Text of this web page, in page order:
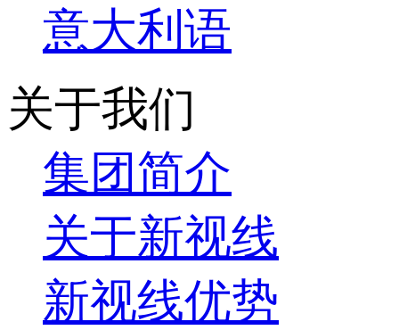
意大利语
关于我们
集团简介
关于新视线
新视线优势